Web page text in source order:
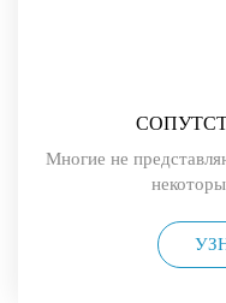
Многие не